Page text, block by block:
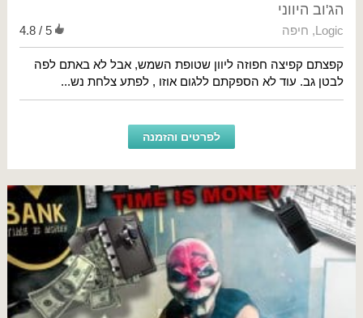
הג'וב היווני
Logic
, חיפה 4.8 / 5
קפצתם קפיצה חפוזה ליוון שטופת השמש, אבל לא באתם לפה
לבטן גב. עוד לא הספקתם ללגום אוזו , לפתע צלחת נש...
לפרטים והזמנה